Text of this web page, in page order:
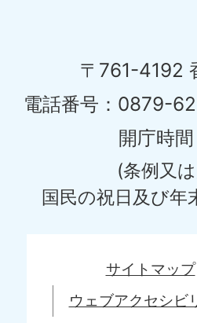
〒761-4192
電話番号：0879-
開庁時
(条例又
国民の祝日及び年
サイトマップ
ウェブアクセシビ